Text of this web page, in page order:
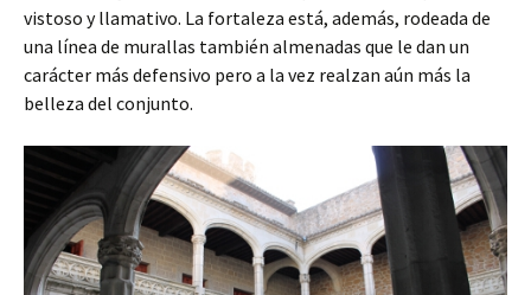
vistoso y llamativo. La fortaleza está, además, rodeada de
una línea de murallas también almenadas que le dan un
carácter más defensivo pero a la vez realzan aún más la
belleza del conjunto.